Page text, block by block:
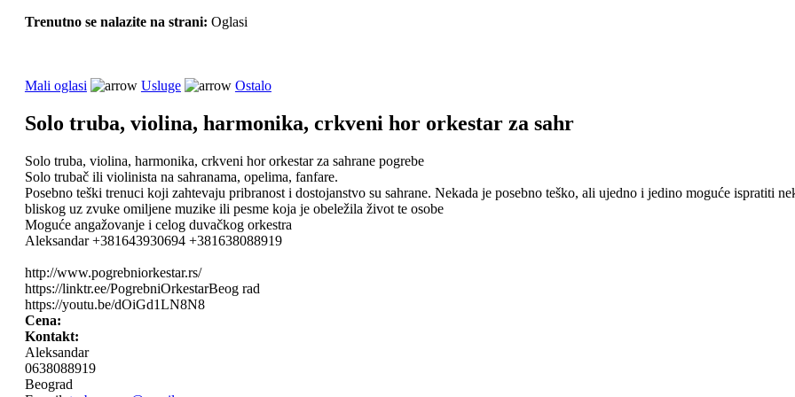
Trenutno se nalazite na strani: Oglasi
Mali oglasi Usluge Ostalo
Solo truba, violina, harmonika, crkveni hor orkestar za sahr
Solo truba, violina, harmonika, crkveni hor orkestar za sahrane pogrebe
Solo trubač ili violinista na sahranama, opelima, fanfare.
Posebno teški trenuci koji zahtevaju pribranost i dostojanstvo su sahrane. Nekada je posebno teško, ali ujedno i jedino moguće ispratiti
bliskog uz zvuke omiljene muzike ili pesme koja je obeležila život te osobe
Moguće angažovanje i celog duvačkog orkestra
Aleksandar +381643930694 +381638088919
http://www.pogrebniorkestar.rs/
https://linktr.ee/PogrebniOrkestarBeog rad
https://youtu.be/dOiGd1LN8N8
Cena:
Kontakt:
Aleksandar
0638088919
Beograd